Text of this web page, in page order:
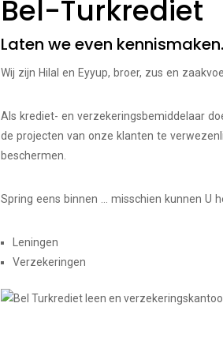
Bel-Turkrediet
Laten we even kennismaken.
Wij zijn Hilal en Eyyup, broer, zus en
Als krediet- en verzekeringsbemiddelaar
de projecten van onze klanten te
beschermen.
Spring eens binnen … misschien kunnen U
Leningen
Verzekeringen